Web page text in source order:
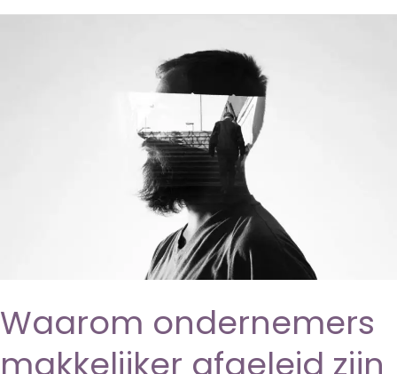
je
Waarom ondernemers
makkelijker afgeleid zijn